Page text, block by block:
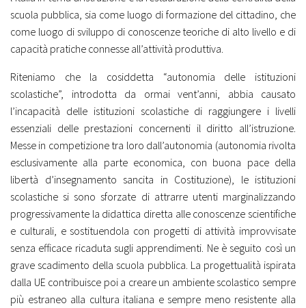
scuola pubblica, sia come luogo di formazione del cittadino, che
come luogo di sviluppo di conoscenze teoriche di alto livello e di
capacità pratiche connesse all’attività produttiva.
Riteniamo che la cosiddetta “autonomia delle istituzioni
scolastiche”, introdotta da ormai vent’anni, abbia causato
l’incapacità delle istituzioni scolastiche di raggiungere i livelli
essenziali delle prestazioni concernenti il diritto all’istruzione.
Messe in competizione tra loro dall’autonomia (autonomia rivolta
esclusivamente alla parte economica, con buona pace della
libertà d’insegnamento sancita in Costituzione), le istituzioni
scolastiche si sono sforzate di attrarre utenti marginalizzando
progressivamente la didattica diretta alle conoscenze scientifiche
e culturali, e sostituendola con progetti di attività improvvisate
senza efficace ricaduta sugli apprendimenti. Ne è seguito così un
grave scadimento della scuola pubblica. La progettualità ispirata
dalla UE contribuisce poi a creare un ambiente scolastico sempre
più estraneo alla cultura italiana e sempre meno resistente alla